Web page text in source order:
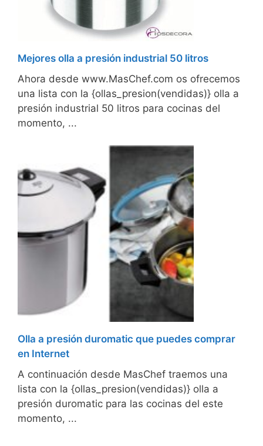
Mejores olla a presión industrial 50 litros
Ahora desde www.MasChef.com os ofrecemos
una lista con la {ollas_presion(vendidas)} olla a
presión industrial 50 litros para cocinas del
momento, ...
Olla a presión duromatic que puedes comprar
en Internet
A continuación desde MasChef traemos una
lista con la {ollas_presion(vendidas)} olla a
presión duromatic para las cocinas del este
momento, ...